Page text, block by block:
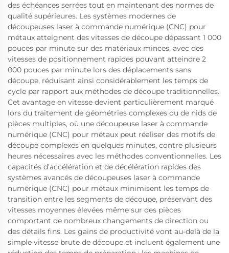
des échéances serrées tout en maintenant des normes de
qualité supérieures. Les systèmes modernes de
découpeuses laser à commande numérique (CNC) pour
métaux atteignent des vitesses de découpe dépassant 1 000
pouces par minute sur des matériaux minces, avec des
vitesses de positionnement rapides pouvant atteindre 2
000 pouces par minute lors des déplacements sans
découpe, réduisant ainsi considérablement les temps de
cycle par rapport aux méthodes de découpe traditionnelles.
Cet avantage en vitesse devient particulièrement marqué
lors du traitement de géométries complexes ou de nids de
pièces multiples, où une découpeuse laser à commande
numérique (CNC) pour métaux peut réaliser des motifs de
découpe complexes en quelques minutes, contre plusieurs
heures nécessaires avec les méthodes conventionnelles. Les
capacités d’accélération et de décélération rapides des
systèmes avancés de découpeuses laser à commande
numérique (CNC) pour métaux minimisent les temps de
transition entre les segments de découpe, préservant des
vitesses moyennes élevées même sur des pièces
comportant de nombreux changements de direction ou
des détails fins. Les gains de productivité vont au-delà de la
simple vitesse brute de découpe et incluent également une